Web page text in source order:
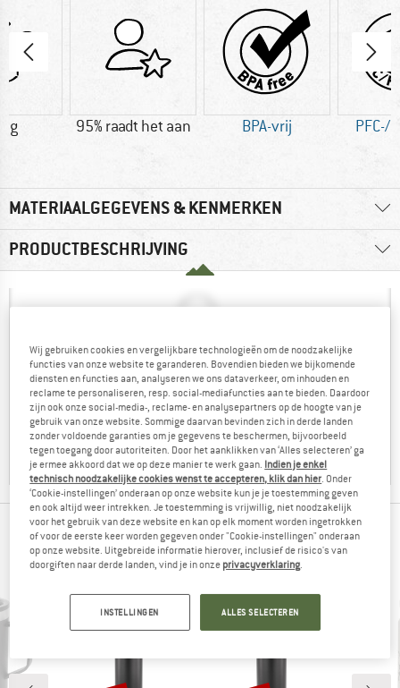
g 95% raadt het aan BPA-vrij PFC-/
MATERIAALGEGEVENS & KENMERKEN
PRODUCTBESCHRIJVING
BERGVRIENDEN DIE DIT BEKEKEN HEBBEN,
KEKEN OOK NAAR
Wij gebruiken cookies en vergelijkbare technologieën om de noodzakelijke
functies van onze website te garanderen. Bovendien bieden we bijkomende
diensten en functies aan, analyseren we ons dataverkeer, om inhouden en
reclame te personaliseren, resp. social-mediafuncties aan te bieden. Daardoor
zijn ook onze social-media-, reclame- en analysepartners op de hoogte van je
gebruik van onze website. Sommige daarvan bevinden zich in derde landen
zonder voldoende garanties om je gegevens te beschermen, bijvoorbeeld
tegen toegang door autoriteiten. Door het aanklikken van ‘Alles selecteren’ ga
je ermee akkoord dat we op deze manier te werk gaan. Indien je enkel
technisch noodzakelijke cookies wenst te accepteren, klik dan hier. Onder
‘Cookie-instellingen’ onderaan op onze website kun je je toestemming geven
en ook altijd weer intrekken. Je toestemming is vrijwillig, niet noodzakelijk
voor het gebruik van deze website en kan op elk moment worden ingetrokken
of voor de eerste keer worden gegeven onder "Cookie-instellingen" onderaan
op onze website. Uitgebreide informatie hierover, inclusief de risico's van
doorgiften naar derde landen, vind je in onze privacyverklaring.
INSTELLINGEN ALLES SELECTEREN